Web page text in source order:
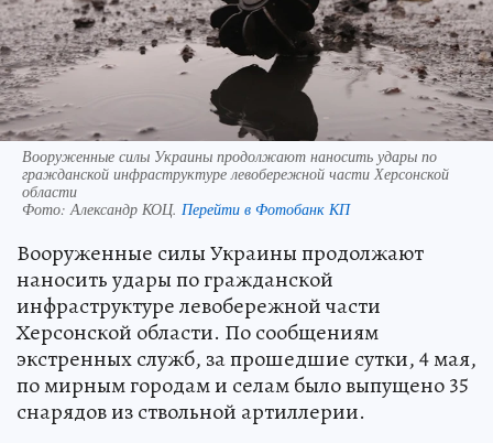
Вооруженные силы Украины продолжают наносить удары по
гражданской инфраструктуре левобережной части Херсонской
области
Фото: Александр КОЦ. Перейти в Фотобанк КП
Вооруженные силы Украины продолжают
наносить удары по гражданской
инфраструктуре левобережной части
Херсонской области. По сообщениям
экстренных служб, за прошедшие сутки, 4 мая,
по мирным городам и селам было выпущено 35
снарядов из ствольной артиллерии.